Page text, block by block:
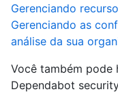
Gerenciando
Gerenciando as
análise da sua
Você também pode
Dependabot